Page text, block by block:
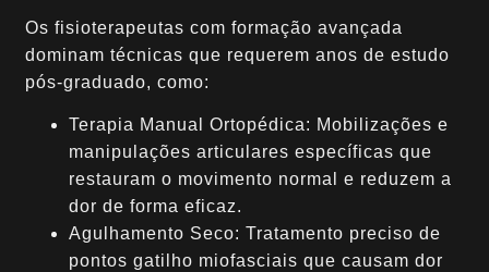
Os fisioterapeutas com formação avançada
dominam técnicas que requerem anos de estudo
pós-graduado, como:
Terapia Manual Ortopédica: Mobilizações e
manipulações articulares específicas que
restauram o movimento normal e reduzem a
dor de forma eficaz.
Agulhamento Seco: Tratamento preciso de
pontos gatilho miofasciais que causam dor